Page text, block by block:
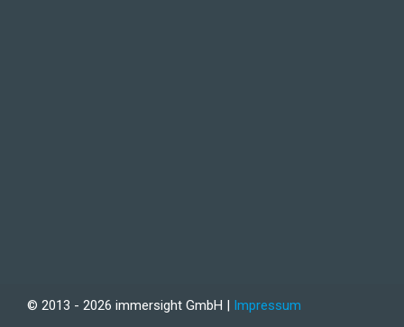
© 2013 - 2026 immersight GmbH | Impressum